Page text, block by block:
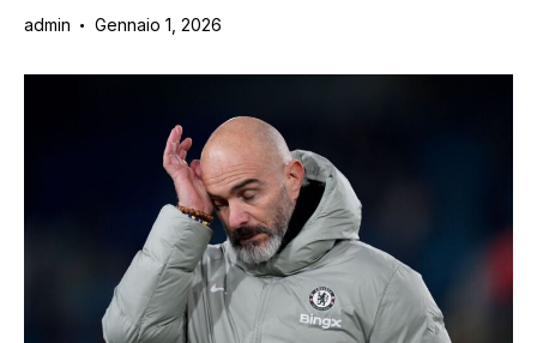
admin Gennaio 1, 2026